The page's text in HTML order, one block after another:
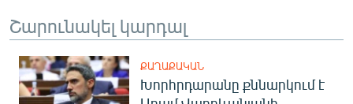
Շարունակել կարդալ
ՔԱՂԱՔԱԿԱՆ
Խորհրդարանը քննարկում է